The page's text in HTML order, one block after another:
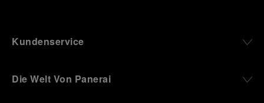
Kundenservice
Die Welt Von Panerai